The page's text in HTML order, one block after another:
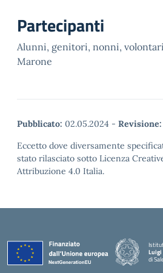
Partecipanti
Alunni, genitori, nonni,
Marone
Pubblicato: 02.05.2024 - Revisione:
Eccetto dove diversamente
stato rilasciato sotto Licenza
Attribuzione 4.0 Italia.
Luigi
di